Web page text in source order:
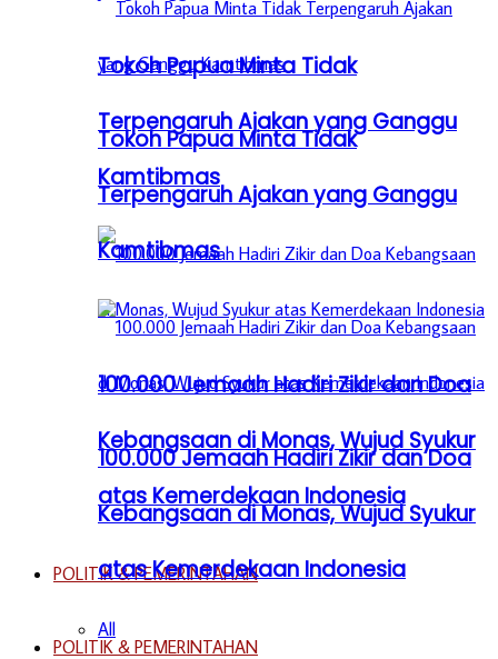
Tokoh Papua Minta Tidak
Terpengaruh Ajakan yang Ganggu
Kamtibmas
100.000 Jemaah Hadiri Zikir dan Doa
Kebangsaan di Monas, Wujud Syukur
atas Kemerdekaan Indonesia
POLITIK & PEMERINTAHAN
All
Tokoh Papua Minta Tidak
Terpengaruh Ajakan yang Ganggu
Kamtibmas
100.000 Jemaah Hadiri Zikir dan Doa
Kebangsaan di Monas, Wujud Syukur
atas Kemerdekaan Indonesia
POLITIK & PEMERINTAHAN